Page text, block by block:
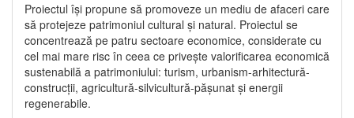
Proiectul își propune să promoveze un mediu de afaceri care
să protejeze patrimoniul cultural și natural. Proiectul se
concentrează pe patru sectoare economice, considerate cu
cel mai mare risc în ceea ce privește valorificarea economică
sustenabilă a patrimoniului: turism, urbanism-arhitectură-
construcții, agricultură-silvicultură-pășunat și energii
regenerabile.